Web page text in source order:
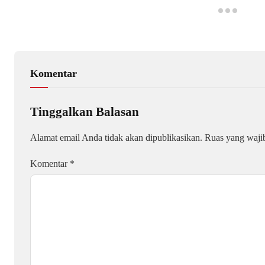
Komentar
Tinggalkan Balasan
Alamat email Anda tidak akan dipublikasikan. Ruas yang
Komentar *